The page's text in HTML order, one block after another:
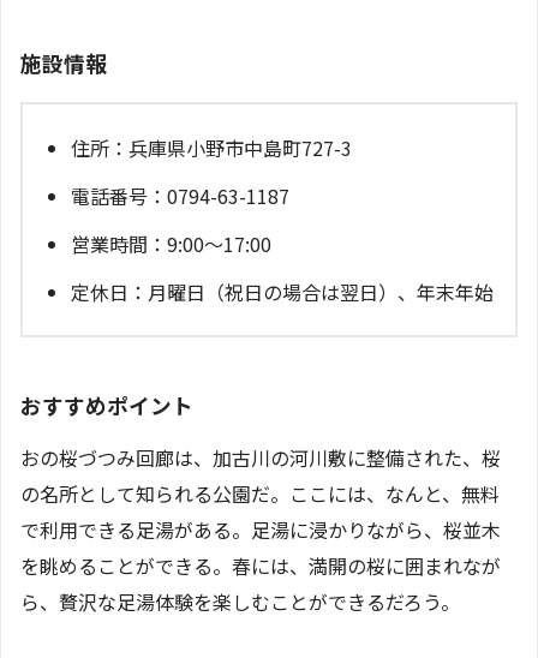
施設情報
住所：兵庫県小野市中島町727-3
電話番号：0794-63-1187
営業時間：9:00～17:00
定休日：月曜日（祝日の場合は翌日）、年末年始
おすすめポイント
おの桜づつみ回廊は、加古川の河川敷に整備された、桜
の名所として知られる公園だ。ここには、なんと、無料
で利用できる足湯がある。足湯に浸かりながら、桜並木
を眺めることができる。春には、満開の桜に囲まれなが
ら、贅沢な足湯体験を楽しむことができるだろう。